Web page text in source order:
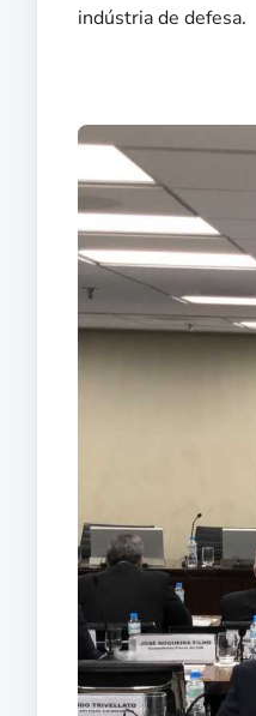
indústria de defesa.